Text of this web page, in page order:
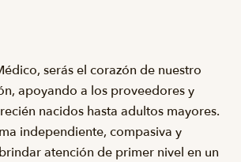
serás el corazón de nuestro
apoyando a los proveedores y
nacidos hasta adultos mayores.
independiente, compasiva y
atención de primer nivel en un